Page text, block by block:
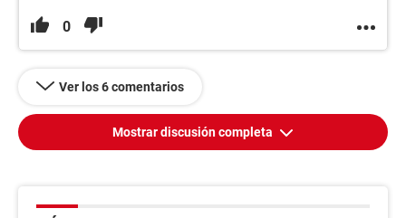
0
Ver los 6 comentarios
Mostrar discusión completa